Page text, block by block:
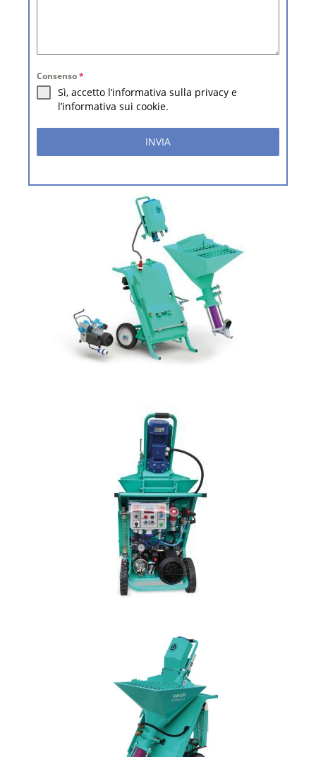
Consenso*
Sì, accetto l’informativa sulla privacy e
l’informativa sui cookie.
INVIA